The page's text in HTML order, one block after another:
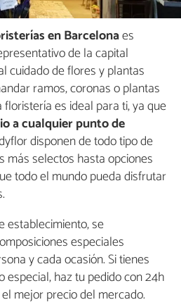
en Barcelonaes
de la capital
cuidado de flores y plantas
ramos, coronas o plantas
es ideal para ti, ya que
a cualquier punto de
disponen de todo tipo de
más selectos hasta opciones
todo el mundo pueda disfrutar
establecimiento, se
especiales
y cada ocasión. Si tienes
especial, haz tu pedido con 24h
mejor precio del mercado.